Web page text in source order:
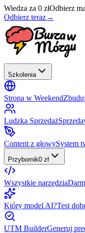
Wiedza za 0 złOdbierz
Odbierz teraz→
Szkolenia
Strona w Weekend
Ludzka Sprzedaż
Content z głowySystem
Przybornik0 zł
Wszystkie narzędzia
Który model AI?Test
UTM BuilderGeneruj